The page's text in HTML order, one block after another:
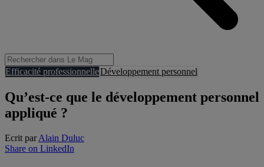
Efficacité professionnelleDéveloppement personnel
Qu’est-ce que le développement personnel
appliqué ?
Ecrit parAlain Duluc
Share on LinkedIn